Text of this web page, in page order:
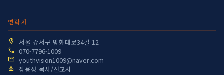
연락처
서울 강서구 방화대로34길 12
070-7796-1009
youthvision1009@naver.com
장용성 목사/선교사